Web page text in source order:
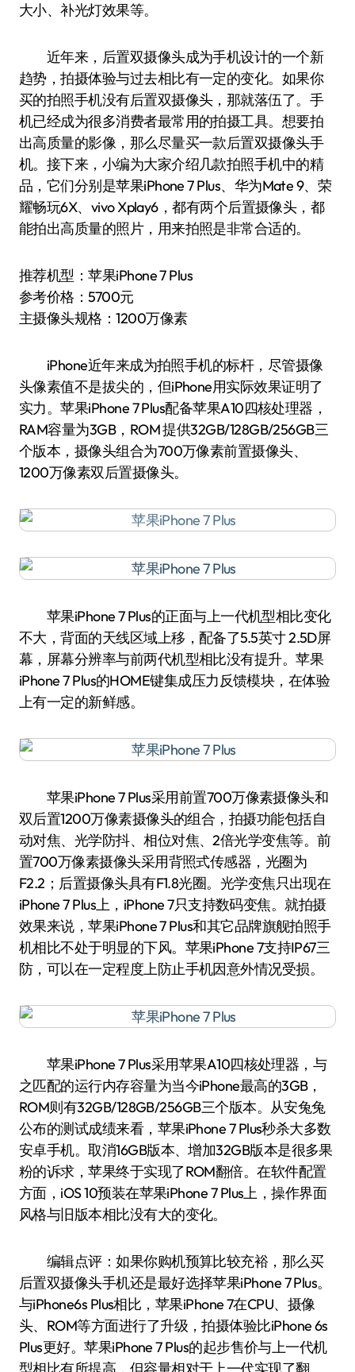
大小、补光灯效果等。
近年来，后置双摄像头成为手机设计的一个新
趋势，拍摄体验与过去相比有一定的变化。如果你
买的拍照手机没有后置双摄像头，那就落伍了。手
机已经成为很多消费者最常用的拍摄工具。想要拍
出高质量的影像，那么尽量买一款后置双摄像头手
机。接下来，小编为大家介绍几款拍照手机中的精
品，它们分别是苹果iPhone 7 Plus、华为Mate 9、荣
耀畅玩6X、vivo Xplay6，都有两个后置摄像头，都
能拍出高质量的照片，用来拍照是非常合适的。
推荐机型：苹果iPhone 7 Plus
参考价格：5700元
主摄像头规格：1200万像素
iPhone近年来成为拍照手机的标杆，尽管摄像
头像素值不是拔尖的，但iPhone用实际效果证明了
实力。苹果iPhone 7 Plus配备苹果A10四核处理器，
RAM容量为3GB，ROM 提供32GB/128GB/256GB三
个版本，摄像头组合为700万像素前置摄像头、
1200万像素双后置摄像头。
苹果iPhone 7 Plus的正面与上一代机型相比变化
不大，背面的天线区域上移，配备了5.5英寸 2.5D屏
幕，屏幕分辨率与前两代机型相比没有提升。苹果
iPhone 7 Plus的HOME键集成压力反馈模块，在体验
上有一定的新鲜感。
苹果iPhone 7 Plus采用前置700万像素摄像头和
双后置1200万像素摄像头的组合，拍摄功能包括自
动对焦、光学防抖、相位对焦、2倍光学变焦等。前
置700万像素摄像头采用背照式传感器，光圈为
F2.2；后置摄像头具有F1.8光圈。光学变焦只出现在
iPhone 7 Plus上，iPhone 7只支持数码变焦。就拍摄
效果来说，苹果iPhone 7 Plus和其它品牌旗舰拍照手
机相比不处于明显的下风。苹果iPhone 7支持IP67三
防，可以在一定程度上防止手机因意外情况受损。
苹果iPhone 7 Plus采用苹果A10四核处理器，与
之匹配的运行内存容量为当今iPhone最高的3GB，
ROM则有32GB/128GB/256GB三个版本。从安兔兔
公布的测试成绩来看，苹果iPhone 7 Plus秒杀大多数
安卓手机。取消16GB版本、增加32GB版本是很多果
粉的诉求，苹果终于实现了ROM翻倍。在软件配置
方面，iOS 10预装在苹果iPhone 7 Plus上，操作界面
风格与旧版本相比没有大的变化。
编辑点评：如果你购机预算比较充裕，那么买
后置双摄像头手机还是最好选择苹果iPhone 7 Plus。
与iPhone6s Plus相比，苹果iPhone 7在CPU、摄像
头、ROM等方面进行了升级，拍摄体验比iPhone 6s
Plus更好。苹果iPhone 7 Plus的起步售价与上一代机